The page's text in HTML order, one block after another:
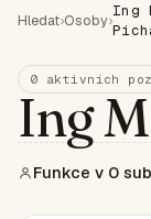
Hledat›Osoby›
Ing
0 aktivních
Ing
Funkce v 0